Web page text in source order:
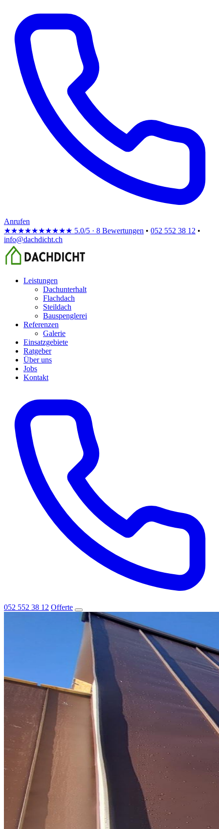
Anrufen
★★★★★★★★★★ 5.0/5 · 8 Bewertungen • 052 552 38 12 •
info@dachdicht.ch
Leistungen
Dachunterhalt
Flachdach
Steildach
Bauspenglerei
Referenzen
Galerie
Einsatzgebiete
Ratgeber
Über uns
Jobs
Kontakt
052 552 38 12 Offerte